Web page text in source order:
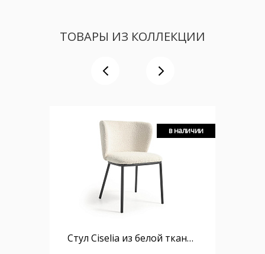
ТОВАРЫ ИЗ КОЛЛЕКЦИИ
в наличии
Стул Ciselia из белой ткани букле и черного металла